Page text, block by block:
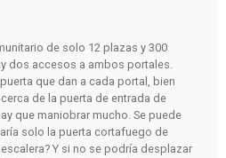
de solo 12 plazas y 300
dos accesos a ambos portales.
que dan a cada portal, bien
de la puerta de entrada de
que maniobrar mucho. Se puede
solo la puerta cortafuego de
Y si no se podría desplazar